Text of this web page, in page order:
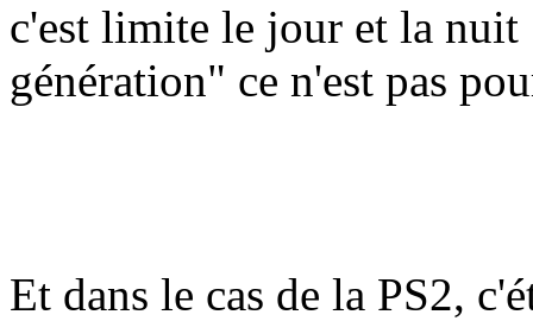
c'est limite le jour et la
génération" ce n'est pas
Et dans le cas de la PS2,